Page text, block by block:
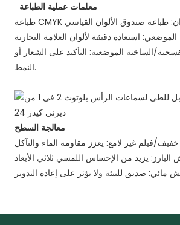
معلمات عملية الطباعة
الساخنة الموضعية: التأكيد على الشعار أو
النمط.
معالجة السطح